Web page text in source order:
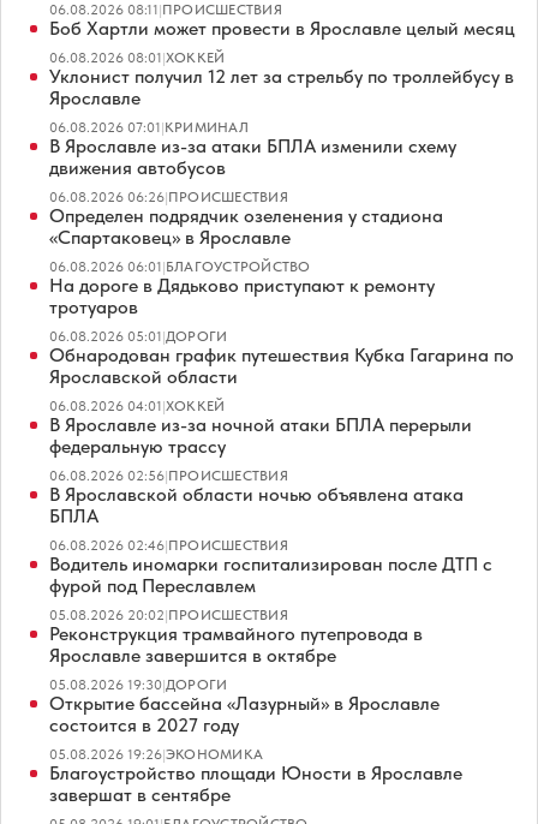
06.08.2026 08:11|ПРОИСШЕСТВИЯ
Боб Хартли может провести в Ярославле целый месяц
06.08.2026 08:01|ХОККЕЙ
Уклонист получил 12 лет за стрельбу по троллейбусу в
Ярославле
06.08.2026 07:01|КРИМИНАЛ
В Ярославле из-за атаки БПЛА изменили схему
движения автобусов
06.08.2026 06:26|ПРОИСШЕСТВИЯ
Определен подрядчик озеленения у стадиона
«Спартаковец» в Ярославле
06.08.2026 06:01|БЛАГОУСТРОЙСТВО
На дороге в Дядьково приступают к ремонту
тротуаров
06.08.2026 05:01|ДОРОГИ
Обнародован график путешествия Кубка Гагарина по
Ярославской области
06.08.2026 04:01|ХОККЕЙ
В Ярославле из-за ночной атаки БПЛА перерыли
федеральную трассу
06.08.2026 02:56|ПРОИСШЕСТВИЯ
В Ярославской области ночью объявлена атака
БПЛА
06.08.2026 02:46|ПРОИСШЕСТВИЯ
Водитель иномарки госпитализирован после ДТП с
фурой под Переславлем
05.08.2026 20:02|ПРОИСШЕСТВИЯ
Реконструкция трамвайного путепровода в
Ярославле завершится в октябре
05.08.2026 19:30|ДОРОГИ
Открытие бассейна «Лазурный» в Ярославле
состоится в 2027 году
05.08.2026 19:26|ЭКОНОМИКА
Благоустройство площади Юности в Ярославле
завершат в сентябре